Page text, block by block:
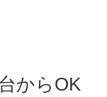
からOK